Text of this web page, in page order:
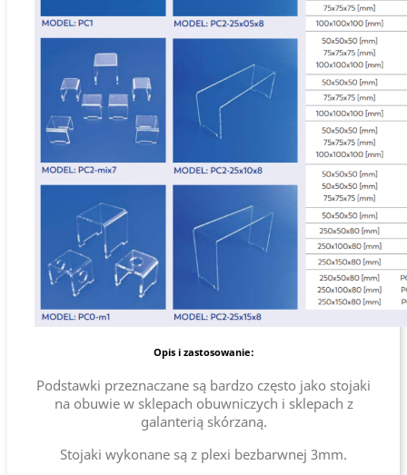
Opis i zastosowanie:
Podstawki przeznaczane są bardzo często jako stojaki
na obuwie w sklepach obuwniczych i sklepach z
galanterią skórzaną.
Stojaki wykonane są z plexi bezbarwnej 3mm.